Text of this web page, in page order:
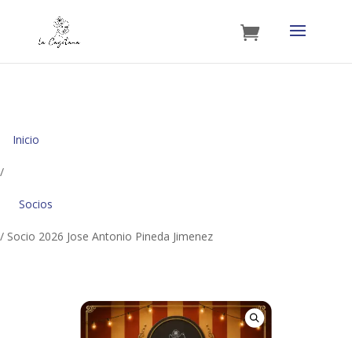
Inicio
/
Socios
/ Socio 2026 Jose Antonio Pineda Jimenez